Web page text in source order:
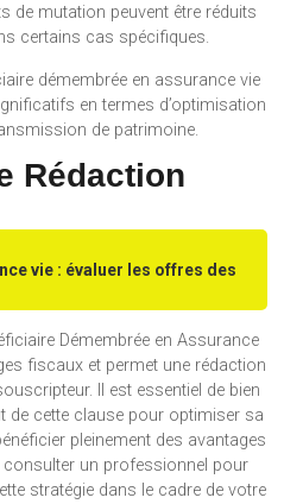
de mutation peuvent être réduits
certains cas spécifiques.
démembrée en assurance vie
en termes d’optimisation
de patrimoine.
Rédaction
vie : évaluer les offres des
Démembrée en Assurance
fiscaux et permet une rédaction
Il est essentiel de bien
de cette clause pour optimiser sa
pleinement des avantages
consulter un professionnel pour
stratégie dans le cadre de votre